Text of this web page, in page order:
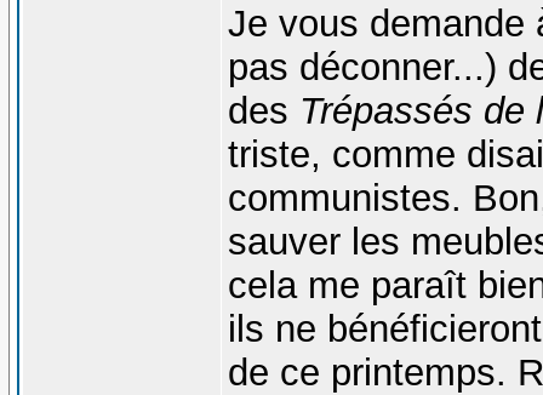
Je vous
pas déconner...)
des Trépassés de
triste, comme
communistes.
sauver les
cela me paraît
ils ne
de ce printemps.